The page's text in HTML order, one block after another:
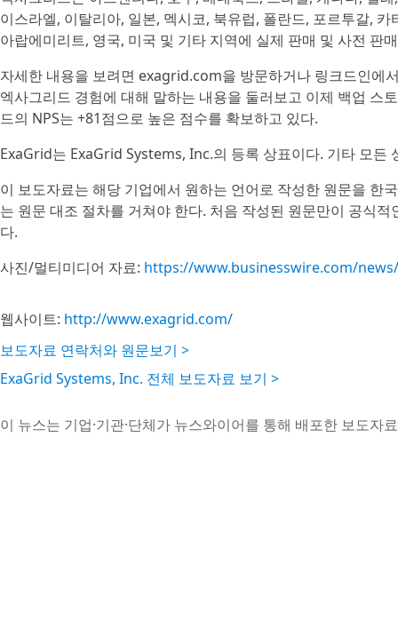
이스라엘, 이탈리아, 일본, 멕시코, 북유럽, 폴란드, 포르투갈,
아랍에미리트, 영국, 미국 및 기타 지역에 실제 판매 및 사전 판
자세한 내용을 보려면 exagrid.com을 방문하거나 링크드인에
엑사그리드 경험에 대해 말하는 내용을 둘러보고 이제 백업 스
드의 NPS는 +81점으로 높은 점수를 확보하고 있다.
ExaGrid는 ExaGrid Systems, Inc.의 등록 상표이다. 기타 모든
이 보도자료는 해당 기업에서 원하는 언어로 작성한 원문을 한
는 원문 대조 절차를 거쳐야 한다. 처음 작성된 원문만이 공식
다.
사진/멀티미디어 자료: https://www.businesswire.com/
웹사이트: http://www.exagrid.com/
보도자료 연락처와 원문보기 >
ExaGrid Systems, Inc. 전체 보도자료 보기 >
이 뉴스는 기업·기관·단체가 뉴스와이어를 통해 배포한 보도자